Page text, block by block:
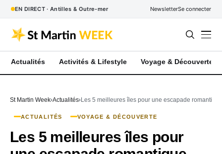
EN DIRECT · Antilles & Outre-mer NewsletterSe connecter
Actualités Activités & Lifestyle Voyage & Découverte
St Martin Week Actualités Les 5 meilleures îles pour une escapade
ACTUALITÉS VOYAGE & DÉCOUVERTE
Les 5 meilleures îles pour